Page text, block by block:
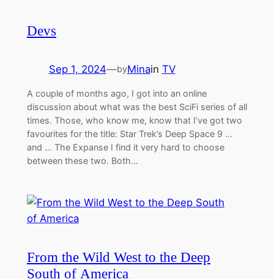
Devs
Sep 1, 2024—byMinain TV
A couple of months ago, I got into an online
discussion about what was the best SciFi series of all
times. Those, who know me, know that I’ve got two
favourites for the title: Star Trek’s Deep Space 9 …
and … The Expanse I find it very hard to choose
between these two. Both…
From the Wild West to the Deep
South of America